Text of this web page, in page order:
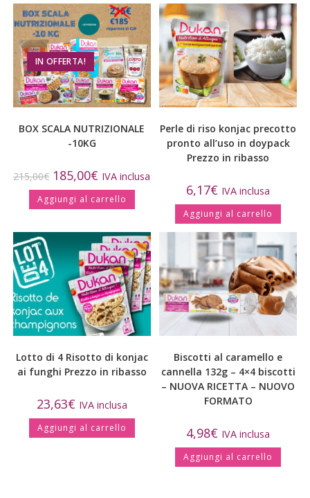
IN OFFERTA!
BOX SCALA NUTRIZIONALE
-10KG
215,00€ 185,00€ IVA inclusa
Aggiungi al carrello
Perle di riso konjac precotto
pronto all’uso in doypack
Prezzo in ribasso
6,17€ IVA inclusa
Aggiungi al carrello
Lotto di 4 Risotto di konjac
ai funghi Prezzo in ribasso
23,63€ IVA inclusa
Aggiungi al carrello
Biscotti al caramello e
cannella 132g – 4×4 biscotti
– NUOVA RICETTA – NUOVO
FORMATO
4,98€ IVA inclusa
Aggiungi al carrello